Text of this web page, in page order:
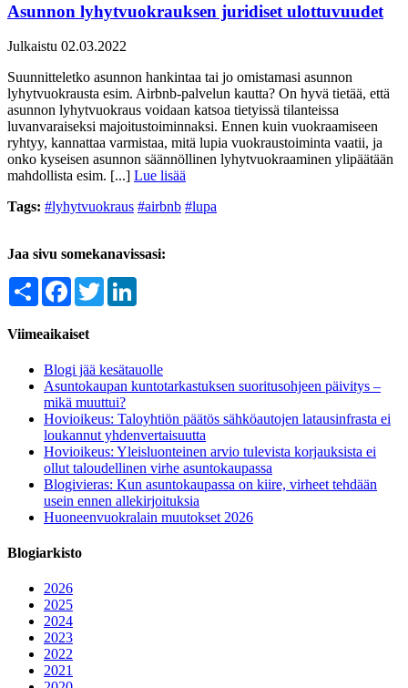
Asunnon lyhytvuokrauksen juridiset ulottuvuudet
Julkaistu 02.03.2022
Suunnitteletko asunnon hankintaa tai jo omistamasi asunnon
lyhytvuokrausta esim. Airbnb-palvelun kautta? On hyvä tietää, että
asunnon lyhytvuokraus voidaan katsoa tietyissä tilanteissa
luvanvaraiseksi majoitustoiminnaksi. Ennen kuin vuokraamiseen
ryhtyy, kannattaa varmistaa, mitä lupia vuokraustoiminta vaatii, ja
onko kyseisen asunnon säännöllinen lyhytvuokraaminen ylipäätään
mahdollista esim. [...] Lue lisää
Tags: #lyhytvuokraus #airbnb #lupa
Jaa sivu somekanavissasi:
Share FacebookTwitter
Viimeaikaiset
Blogi jää kesätauolle
Asuntokaupan kuntotarkastuksen suoritusohjeen päivitys –
mikä muuttui?
Hovioikeus: Taloyhtiön päätös sähköautojen latausinfrasta ei
loukannut yhdenvertaisuutta
Hovioikeus: Yleisluonteinen arvio tulevista korjauksista ei
ollut taloudellinen virhe asuntokaupassa
Blogivieras: Kun asuntokaupassa on kiire, virheet tehdään
usein ennen allekirjoituksia
Huoneenvuokralain muutokset 2026
Blogiarkisto
2026
2025
2024
2023
2022
2021